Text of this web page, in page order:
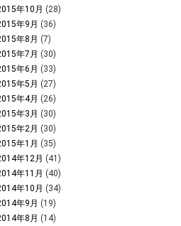
年10月 (28)
年9月 (36)
年8月 (7)
年7月 (30)
年6月 (33)
年5月 (27)
年4月 (26)
年3月 (30)
年2月 (30)
年1月 (35)
年12月 (41)
年11月 (40)
年10月 (34)
年9月 (19)
年8月 (14)